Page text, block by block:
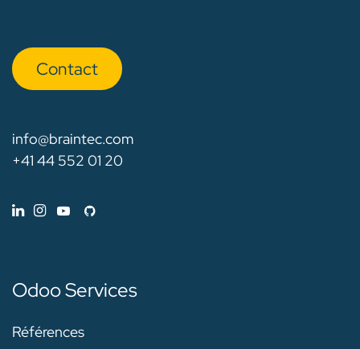
Con​​​​tact
info@braintec.com
+41 44 552 01 20
Odoo Services
Références